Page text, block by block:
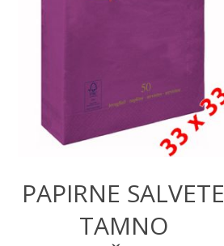
PAPIRNE SALVETE
TAMNO